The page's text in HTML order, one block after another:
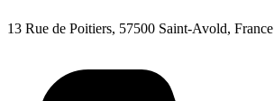
13 Rue de Poitiers, 57500 Saint-Avold, France